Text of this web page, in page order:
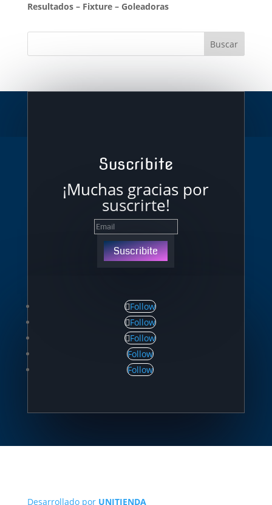
Resultados– Fixture– Goleadoras
Suscribite
¡Muchas gracias por
suscrirte!
Suscribite
Follow
Follow
Follow
Follow
Follow
Desarrollado por UNITIENDA